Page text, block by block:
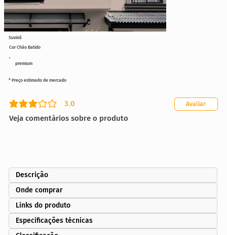
premium
Cor Chão Batido
3.0
classificação média é 3 de 5
Veja comentários sobre o produto
Avaliar
* Preço estimado de mercado
Suvinil
Descrição
Onde comprar
Links do produto
Especificações técnicas